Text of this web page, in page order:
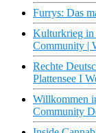
Furrys: Das
Kulturkrieg in
Community |
Rechte
Plattensee I
Willkommen
Community